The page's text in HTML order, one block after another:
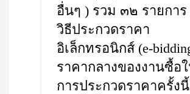
อื่นๆ ) รวม ๓๒ รายการ
วิธีประกวดราคา
อิเล็กทรอนิกส์ (e-
ราคากลางของงานซื้อ
การประกวดราคาครั้ง